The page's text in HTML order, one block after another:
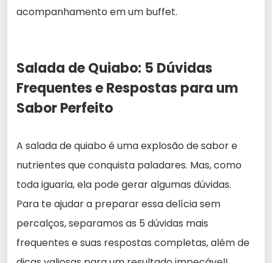
acompanhamento em um buffet.
Salada de Quiabo: 5 Dúvidas
Frequentes e Respostas para um
Sabor Perfeito
A salada de quiabo é uma explosão de sabor e
nutrientes que conquista paladares. Mas, como
toda iguaria, ela pode gerar algumas dúvidas.
Para te ajudar a preparar essa delícia sem
percalços, separamos as 5 dúvidas mais
frequentes e suas respostas completas, além de